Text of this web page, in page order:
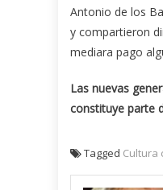
Antonio de los
y compartieron
mediara pago
Las nuevas
constituye parte
Tagged Cultura